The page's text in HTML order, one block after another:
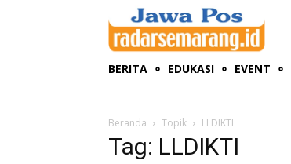
BERITA EDUKASI EVENT
Beranda Topik LLDIKTI
Tag: LLDIKTI